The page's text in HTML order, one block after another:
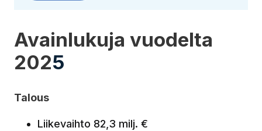
Avainlukuja vuodelta
2025
Talous
Liikevaihto 82,3 milj. €